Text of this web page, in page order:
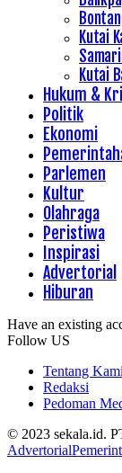
Kutai
Kutai
Hukum &
Politik
Ekonomi
Parlemen
Kultur
Olahraga
Peristiwa
Inspirasi
Advertorial
Hiburan
Have an existing
Follow US
Tentang Kami
Redaksi
Pedoman
© 2023 sekala.id.
Advertorial